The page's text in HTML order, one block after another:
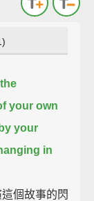
the
your own
your
in
個故事的閃